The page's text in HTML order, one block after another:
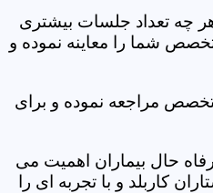
هر چه تعداد جلسات بیشتری
شما را معاینه نموده و
مراجعه نموده و برای
حال بیماران اهمیت می
کاربلد و با تجربه ای را